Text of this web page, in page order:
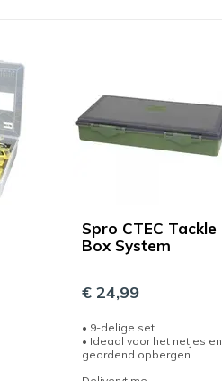
Spro CTEC Tackle
Box System
€ 24,99
• 9-delige set
• Ideaal voor het netjes en
geordend opbergen